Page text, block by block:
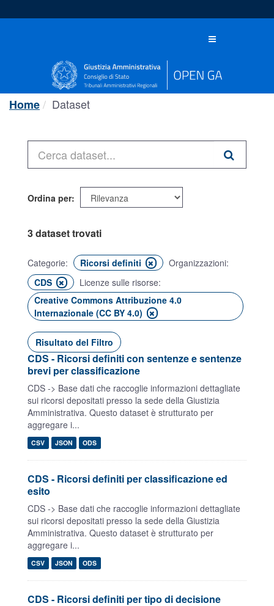
al
Toggle
Home Dataset
Ordina per
3 dataset trovati
Categorie: Ricorsi definiti
Organizzazioni:
CDS
Licenze sulle risorse:
Creative Commons Attribuzione 4.0
Internazionale (CC BY 4.0)
Risultato del Filtro
CDS - Ricorsi definiti con sentenze e sentenze
brevi per classificazione
CDS -> Base dati che raccoglie informazioni dettagliate
sui ricorsi depositati presso la sede della Giustizia
Amministrativa. Questo dataset è strutturato per
aggregare i...
CSV JSON ODS
CDS - Ricorsi definiti per classificazione ed
esito
CDS -> Base dati che raccoglie informazioni dettagliate
sui ricorsi depositati presso la sede della Giustizia
Amministrativa. Questo dataset è strutturato per
aggregare i...
CSV JSON ODS
CDS - Ricorsi definiti per tipo di decisione